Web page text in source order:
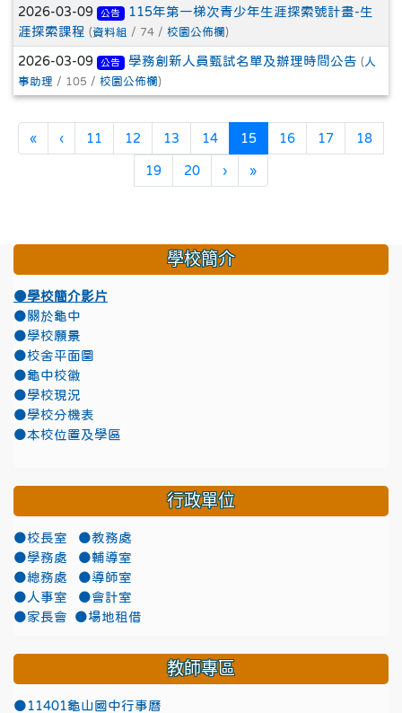
2026-03-09 公告
115年第一梯次青少年生涯探索號計畫-生
涯探索課程 (資料組 / 74 / 校園公佈欄 )
2026-03-09 公告 學務創新人員甄試名單及辦理時間公告 ( 人
事助理 / 105 / 校園公佈欄 )
«第一頁
‹上一頁
11 12 13 14 15(目前頁次)
16 17 18
19 20 ›下一頁
»最後頁
學校簡介
●學校簡介影片
●關於龜中
●學校願景
●校舍平面圖
●龜中校徽
●學校現況
●學校分機表
●本校位置及學區
行政單位
●校長室
●教務處
●學務處
●輔導室
●總務處
●導師室
●人事室
●會計室
●家長會
●場地租借
教師專區
●11401龜山國中行事曆